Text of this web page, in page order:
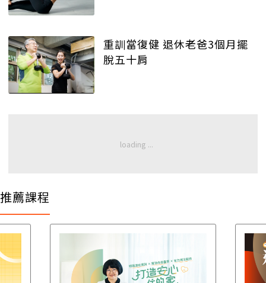
重訓當復健 退休老爸3個月擺
脫五十肩
推薦課程